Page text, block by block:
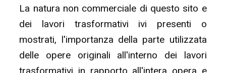
La natura non commerciale di questo sito e
dei lavori trasformativi ivi presenti o
mostrati, l'importanza della parte utilizzata
delle opere originali all'interno dei lavori
trasformativi in rapporto all'intera opera e